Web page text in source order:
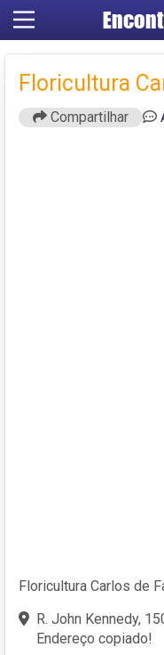
Floricultura
Compartilhar
Floricultura Carlos de
R. John Kennedy,
Endereço copiado!